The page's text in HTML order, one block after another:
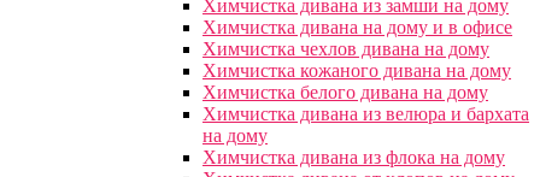
Химчистка дивана из замши на дому
Химчистка дивана на дому и в офисе
Химчистка чехлов дивана на дому
Химчистка кожаного дивана на дому
Химчистка белого дивана на дому
Химчистка дивана из велюра и бархата
на дому
Химчистка дивана из флока на дому